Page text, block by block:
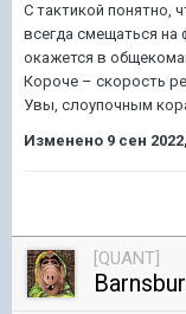
С тактикой понятно,
всегда смещаться на
окажется в
Короче – скорость
Увы, слоупочным
Изменено 9 сен
[QUANT]